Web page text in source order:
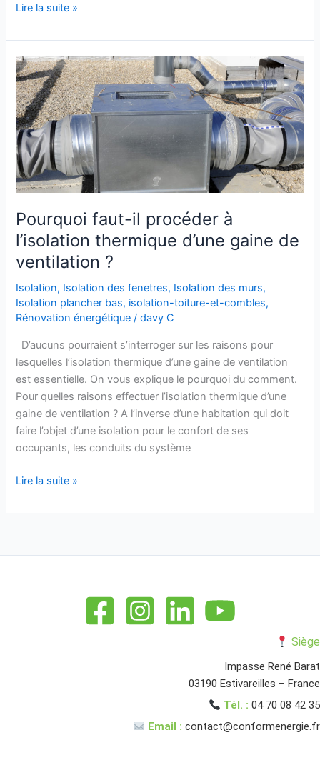
Lire la suite »
Pourquoi faut-il procéder à
l’isolation thermique d’une gaine de
ventilation ?
Isolation, Isolation des fenetres, Isolation des murs,
Isolation plancher bas, isolation-toiture-et-combles,
Rénovation énergétique /davy C
D’aucuns pourraient s’interroger sur les raisons pour
lesquelles l’isolation thermique d’une gaine de ventilation
est essentielle. On vous explique le pourquoi du comment.
Pour quelles raisons effectuer l’isolation thermique d’une
gaine de ventilation ? A l’inverse d’une habitation qui doit
faire l’objet d’une isolation pour le confort de ses
occupants, les conduits du système
Pourquoi
faut-
il
procéder
à
l’isolation
thermique
d’une
de
ventilation
Lire la suite »
Siège
Impasse René Barat
03190 Estivareilles – France
Tél. : 04 70 08 42 35
Email : contact@conformenergie.fr